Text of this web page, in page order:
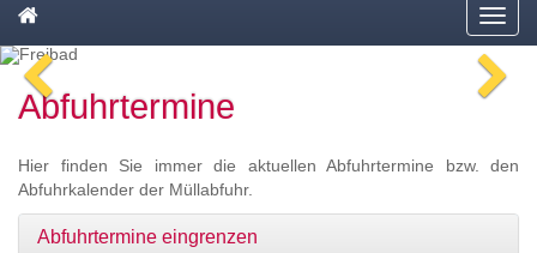
Accesskey
Zur
Hauptnavigation
springen,
springen,
Schnellmenü
zurück
Menü
Bild
Zum
Schnellmenü
zurück
Abfuhrtermine
Hier finden Sie immer die aktuellen Abfuhrtermine bzw. den
Abfuhrkalender der Müllabfuhr.
Abfuhrtermine eingrenzen